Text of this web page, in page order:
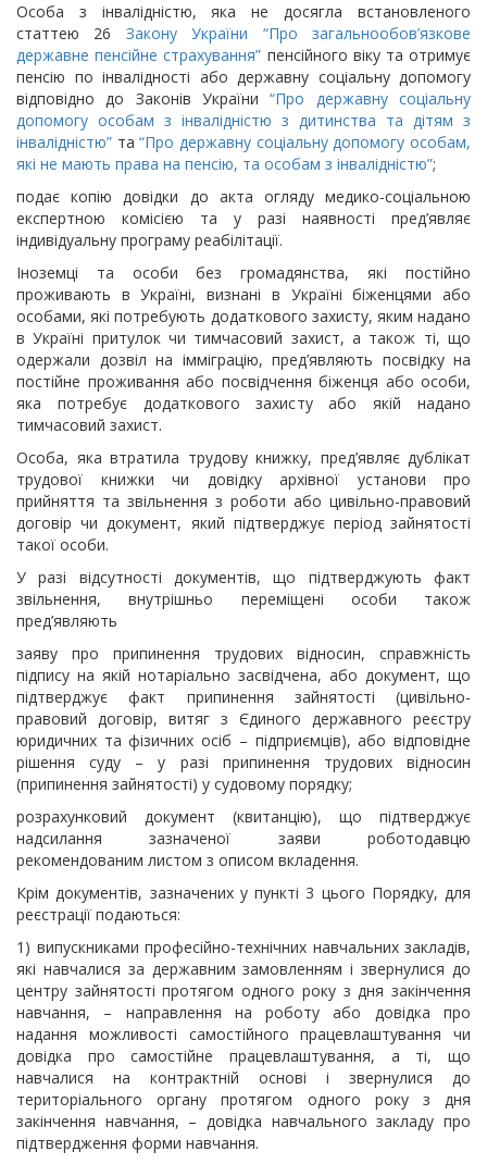
Особа з інвалідністю, яка не досягла встановленого
статтею 26 Закону України “Про загальнообов’язкове
державне пенсійне страхування” пенсійного віку та отримує
пенсію по інвалідності або державну соціальну допомогу
відповідно до Законів України“Про державну соціальну
допомогу особам з інвалідністю з дитинства та дітям з
інвалідністю” та“Про державну соціальну допомогу особам,
які не мають права на пенсію, та особам з інвалідністю”;
подає копію довідки до акта огляду медико-соціальною
експертною комісією та у разі наявності пред’являє
індивідуальну програму реабілітації.
Іноземці та особи без громадянства, які постійно
проживають в Україні, визнані в Україні біженцями або
особами, які потребують додаткового захисту, яким надано
в Україні притулок чи тимчасовий захист, а також ті, що
одержали дозвіл на імміграцію, пред’являють посвідку на
постійне проживання або посвідчення біженця або особи,
яка потребує додаткового захисту або якій надано
тимчасовий захист.
Особа, яка втратила трудову книжку, пред’являє дублікат
трудової книжки чи довідку архівної установи про
прийняття та звільнення з роботи або цивільно-правовий
договір чи документ, який підтверджує період зайнятості
такої особи.
У разі відсутності документів, що підтверджують факт
звільнення, внутрішньо переміщені особи також
пред’являють
заяву про припинення трудових відносин, справжність
підпису на якій нотаріально засвідчена, або документ, що
підтверджує факт припинення зайнятості (цивільно-
правовий договір, витяг з Єдиного державного реєстру
юридичних та фізичних осіб – підприємців), або відповідне
рішення суду – у разі припинення трудових відносин
(припинення зайнятості) у судовому порядку;
розрахунковий документ (квитанцію), що підтверджує
надсилання зазначеної заяви роботодавцю
рекомендованим листом з описом вкладення.
Крім документів, зазначених у пункті 3 цього Порядку, для
реєстрації подаються:
1) випускниками професійно-технічних навчальних закладів,
які навчалися за державним замовленням і звернулися до
центру зайнятості протягом одного року з дня закінчення
навчання, – направлення на роботу або довідка про
надання можливості самостійного працевлаштування чи
довідка про самостійне працевлаштування, а ті, що
навчалися на контрактній основі і звернулися до
територіального органу протягом одного року з дня
закінчення навчання, – довідка навчального закладу про
підтвердження форми навчання.